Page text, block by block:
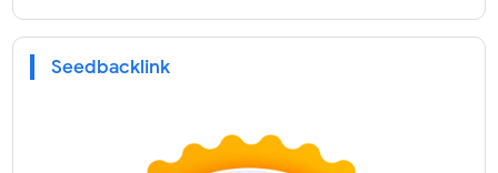
Seedbacklink